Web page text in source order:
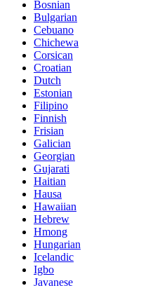
Bosnian
Bulgarian
Cebuano
Chichewa
Corsican
Croatian
Dutch
Estonian
Filipino
Finnish
Frisian
Galician
Georgian
Gujarati
Haitian
Hausa
Hawaiian
Hebrew
Hmong
Hungarian
Icelandic
Igbo
Javanese